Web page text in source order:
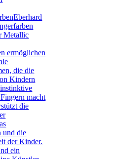
Eberhard
Metallic
ermöglichen
die die
Kindern
macht
die
und die
der Kinder.
ein